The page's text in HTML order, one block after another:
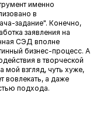
именно
в
задание". Конечно,
заявления на
СЭД вполне
бизнес-процесс. А
в творческой
мой взгляд, чуть хуже,
вовлекать, а даже
подхода.